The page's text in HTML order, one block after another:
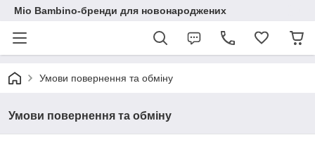
Mio Bambino-бренди для новонароджених
Умови повернення та обміну
Умови повернення та обміну